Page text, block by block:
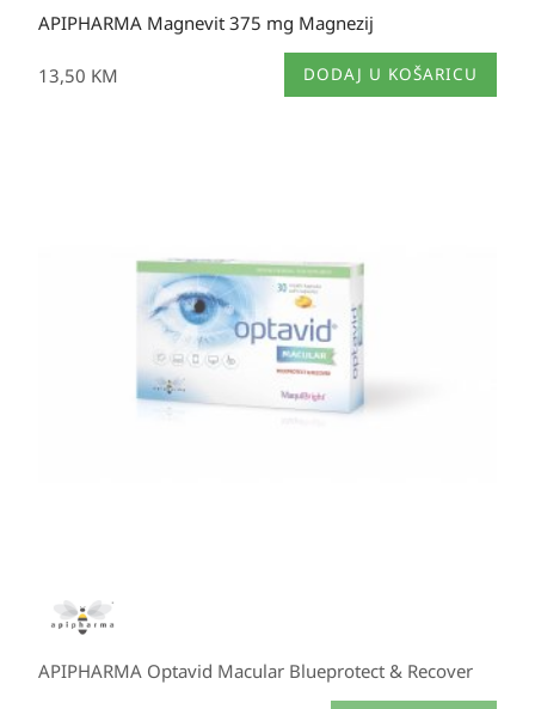
APIPHARMA Magnevit 375 mg Magnezij
13,50 KM DODAJ U KOŠARICU
APIPHARMA Optavid Macular Blueprotect & Recover